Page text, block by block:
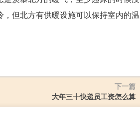
但北方有供暖设施可以保持室内的温
下一篇
大年三十快递员工资怎么算